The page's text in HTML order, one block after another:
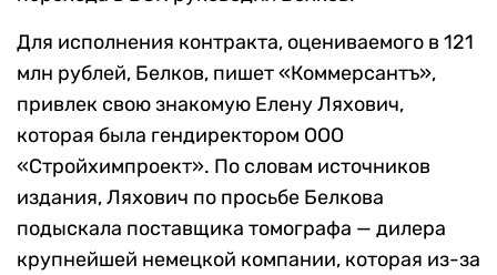
Для исполнения контракта, оцениваемого в 121
млн рублей, Белков, пишет «Коммерсантъ»,
привлек свою знакомую Елену Ляхович,
которая была гендиректором ООО
«Стройхимпроект». По словам источников
издания, Ляхович по просьбе Белкова
подыскала поставщика томографа — дилера
крупнейшей немецкой компании, которая из-за